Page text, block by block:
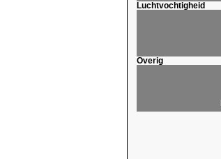
Luchtvochtigheid
Overig